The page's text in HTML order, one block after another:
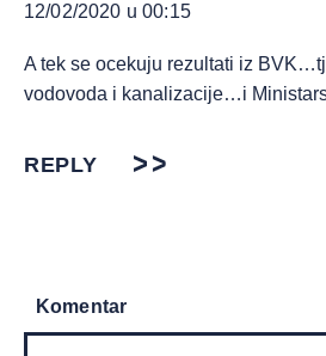
12/02/2020 u 00:15
A tek se ocekuju rezultati iz
vodovoda i kanalizacije…i
REPLY
Komentar